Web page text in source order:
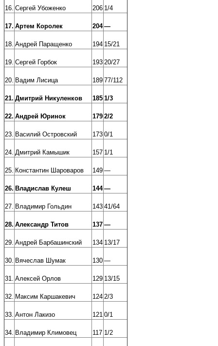
16. Сергей Убоженко 206 1/4
17. Артем Королек 204 —
18. Андрей Паращенко 194 15/21
19. Сергей Горбок 193 20/27
20. Вадим Лисица 189 77/112
21. Дмитрий Никуленков 185 1/3
22. Андрей Юринок 179 2/2
23. Василий Островский 173 0/1
24. Дмитрий Камышик 157 1/1
25. Константин Шароваров 149 —
26. Владислав Кулеш 144 —
27. Владимир Гольдин 143 41/64
28. Александр Титов 137 —
29. Андрей Барбашинский 134 13/17
30. Вячеслав Шумак 130 —
31. Алексей Орлов 129 13/15
32. Максим Каршакевич 124 2/3
33. Антон Лакизо 121 0/1
34. Владимир Климовец 117 1/2